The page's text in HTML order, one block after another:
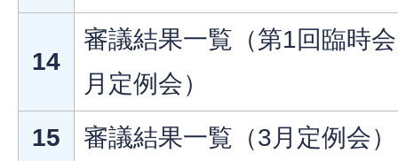
14
審議結果一覧（第1回臨時
月定例会）
15
審議結果一覧（3月定例会